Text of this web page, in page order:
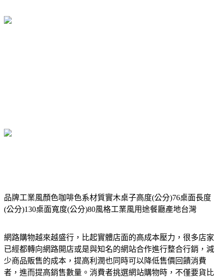
品牌工業風顏色咖啡色系材質實木桌子高度(公分)76桌面長度
(公分)130桌面寬度(公分)80風格工業風用途餐廳產地台灣
網路購物越來越盛行，比起實體店面的高成本壓力，很多店家
已經都轉向網路開店或是與知名的網站合作進行整合行銷，減
少商品販售的成本，提高利潤也同時可以降低售價回饋消費
者，進而提高銷售數量。消費者挑選網站購物時，不僅要貨比